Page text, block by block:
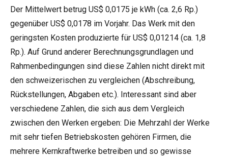
Der Mittelwert betrug US$ 0,0175 je kWh (ca. 2,6 Rp.)
gegenüber US$ 0,0178 im Vorjahr. Das Werk mit den
geringsten Kosten produzierte für US$ 0,01214 (ca. 1,8
Rp.). Auf Grund anderer Berechnungsgrundlagen und
Rahmenbedingungen sind diese Zahlen nicht direkt mit
den schweizerischen zu vergleichen (Abschreibung,
Rückstellungen, Abgaben etc.). Interessant sind aber
verschiedene Zahlen, die sich aus dem Vergleich
zwischen den Werken ergeben: Die Mehrzahl der Werke
mit sehr tiefen Betriebskosten gehören Firmen, die
mehrere Kernkraftwerke betreiben und so gewisse